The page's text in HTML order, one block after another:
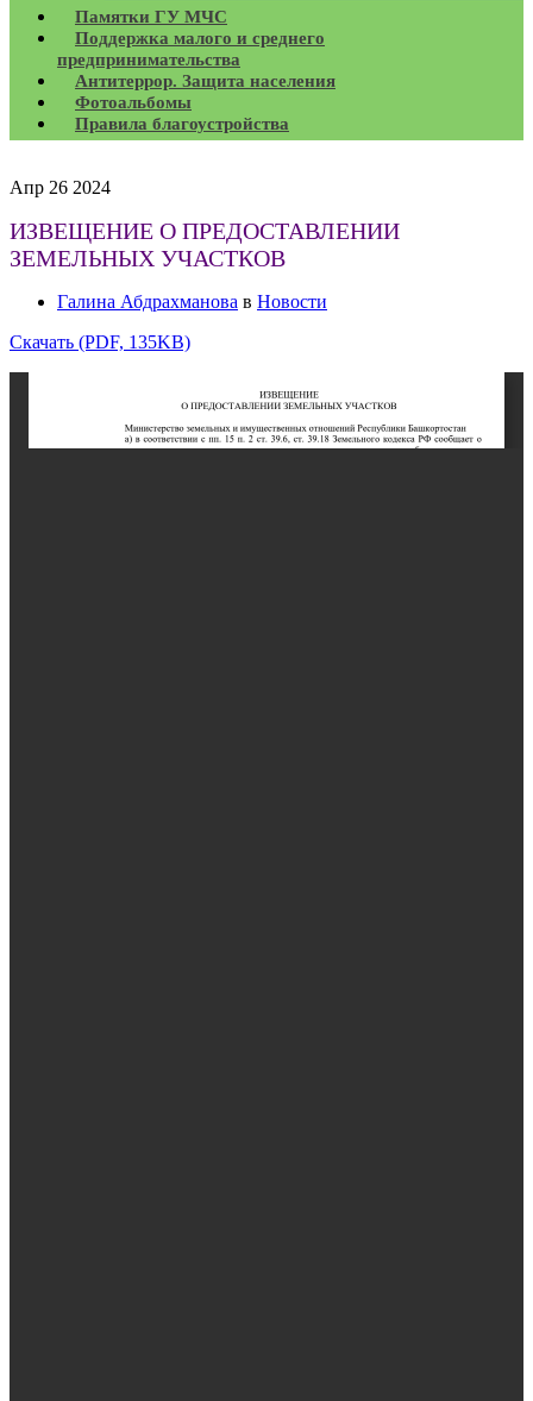
Памятки ГУ МЧС
Поддержка малого и среднего
предпринимательства
Антитеррор. Защита населения
Фотоальбомы
Правила благоустройства
Апр 26 2024
ИЗВЕЩЕНИЕ О ПРЕДОСТАВЛЕНИИ
ЗЕМЕЛЬНЫХ УЧАСТКОВ
Галина Абдрахманова в Новости
Скачать (PDF, 135KB)